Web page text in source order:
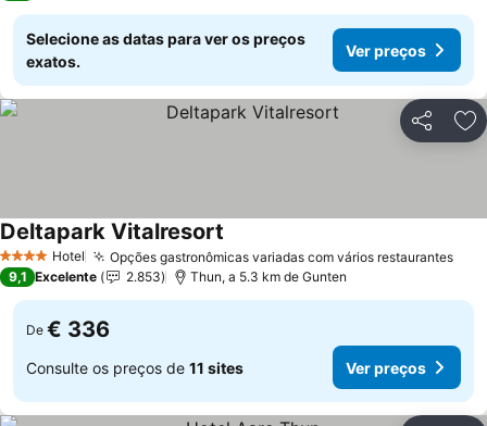
Selecione as datas para ver os preços
exatos.
Ver preços
Partilhar
4 EstrelasHotel Opções gastronômicas variadas com vários restaurantes
Deltapark Vitalresort
9,1 Excelente 2.853 Thun, a 5.3 km de Gunten
De € 336
Consulte os preços de 11 sites Ver preços